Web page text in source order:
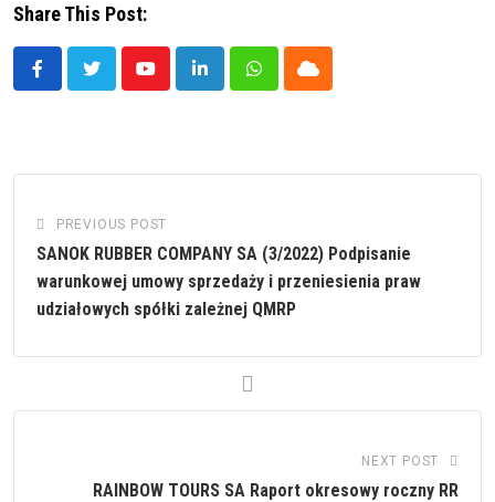
Share This Post:
YoutubeLinkedInWhatsappCloud
PREVIOUS POST
SANOK RUBBER COMPANY SA (3/2022) Podpisanie
warunkowej umowy sprzedaży i przeniesienia praw
udziałowych spółki zależnej QMRP
NEXT POST
RAINBOW TOURS SA Raport okresowy roczny RR